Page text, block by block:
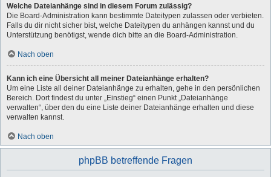
Welche Dateianhänge sind in diesem Forum zulässig?
Die Board-Administration kann bestimmte Dateitypen zulassen oder verbieten.
Falls du dir nicht sicher bist, welche Dateitypen du anhängen kannst und du
Unterstützung benötigst, wende dich bitte an die Board-Administration.
Nach oben
Kann ich eine Übersicht all meiner Dateianhänge erhalten?
Um eine Liste all deiner Dateianhänge zu erhalten, gehe in den persönlichen
Bereich. Dort findest du unter „Einstieg“ einen Punkt „Dateianhänge
verwalten“, über den du eine Liste deiner Dateianhänge erhalten und diese
verwalten kannst.
Nach oben
phpBB betreffende Fragen